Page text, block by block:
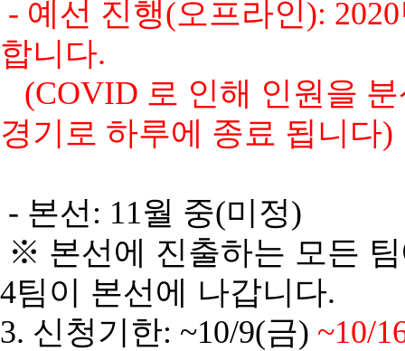
- 예선 진행(오프라인): 2020
합니다.
(COVID 로 인해 인원을
경기로 하루에 종료 됩니다
- 본선: 11월 중(미정)
※ 본선에 진출하는 모든
4팀이 본선에 나갑니다.
3. 신청기한: ~10/9(금) ~10/